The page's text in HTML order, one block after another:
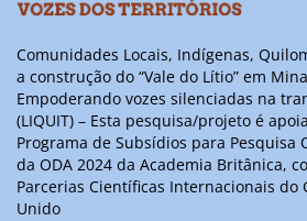
Comunidades Locais, Indígenas,
a construção do “Vale do Lítio” em
Empoderando vozes silenciadas na
(LIQUIT) – Esta pesquisa/projeto é
Programa de Subsídios para Pesquisa
da ODA 2024 da Academia Britânica,
Parcerias Científicas Internacionais do
Unido